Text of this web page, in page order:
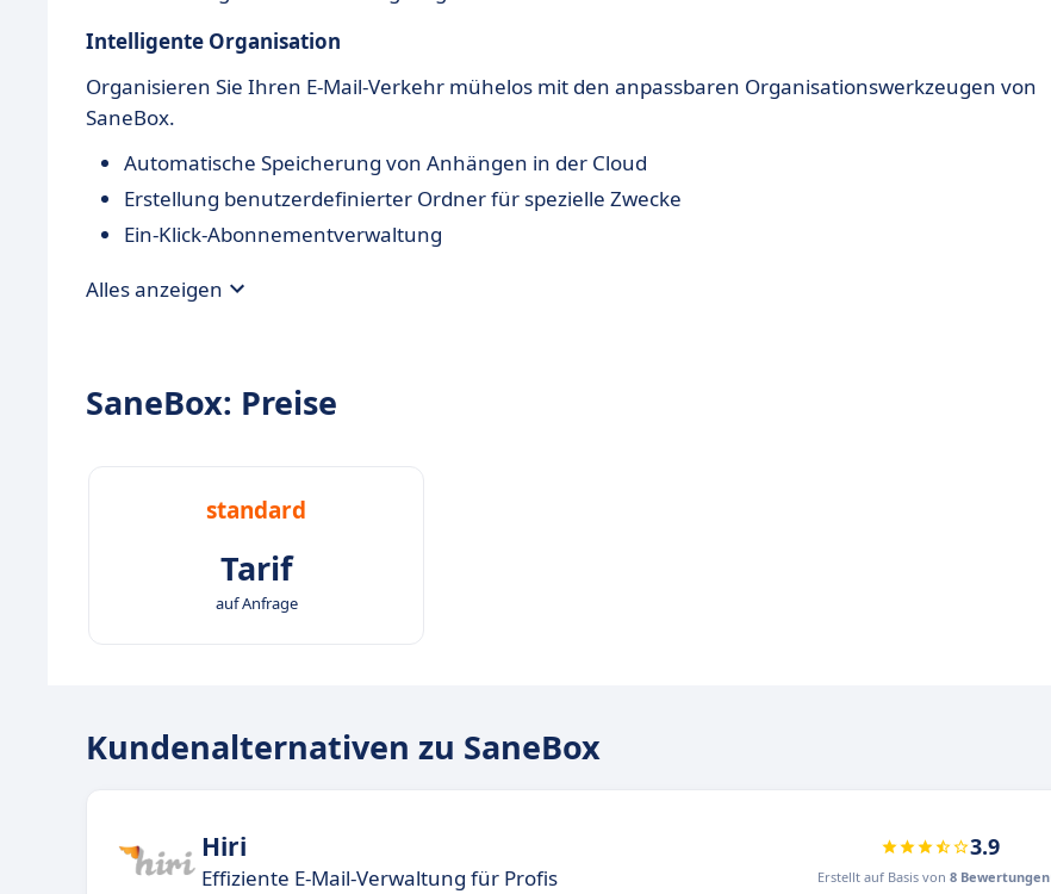
Intelligente Organisation
Organisieren Sie Ihren E-Mail-Verkehr mühelos mit den anpassbaren Organisationswerkzeugen von
SaneBox.
Automatische Speicherung von Anhängen in der Cloud
Erstellung benutzerdefinierter Ordner für spezielle Zwecke
Ein-Klick-Abonnementverwaltung
Alles anzeigen
SaneBox: Preise
standard
Tarif
auf Anfrage
Kundenalternativen zu SaneBox
Hiri
Effiziente E-Mail-Verwaltung für Profis
3.9
Erstellt auf Basis von 8 Bewertungen